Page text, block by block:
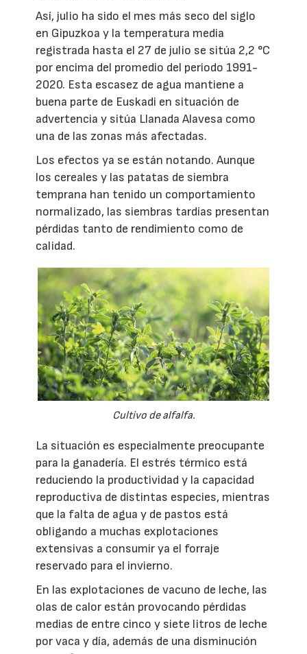
Así, julio ha sido el mes más seco del siglo
en Gipuzkoa y la temperatura media
registrada hasta el 27 de julio se sitúa 2,2 °C
por encima del promedio del periodo 1991-
2020. Esta escasez de agua mantiene a
buena parte de Euskadi en situación de
advertencia y sitúa Llanada Alavesa como
una de las zonas más afectadas.
Los efectos ya se están notando. Aunque
los cereales y las patatas de siembra
temprana han tenido un comportamiento
normalizado, las siembras tardías presentan
pérdidas tanto de rendimiento como de
calidad.
Cultivo de alfalfa.
La situación es especialmente preocupante
para la ganadería. El estrés térmico está
reduciendo la productividad y la capacidad
reproductiva de distintas especies, mientras
que la falta de agua y de pastos está
obligando a muchas explotaciones
extensivas a consumir ya el forraje
reservado para el invierno.
En las explotaciones de vacuno de leche, las
olas de calor están provocando pérdidas
medias de entre cinco y siete litros de leche
por vaca y día, además de una disminución